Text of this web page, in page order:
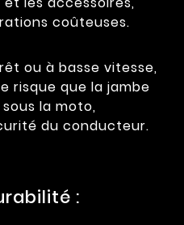
coûteuses.
ou à basse vitesse,
risque que la jambe
la moto,
du conducteur.
: